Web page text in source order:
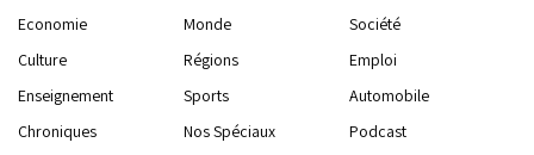
Economie
Monde
Société
Culture
Régions
Emploi
Enseignement
Sports
Automobile
Chroniques
Nos Spéciaux Podcast